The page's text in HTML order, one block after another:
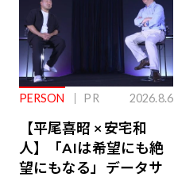
PERSON PR 2026.8.6
【平尾喜昭 × 安宅和
人】「AIは希望にも絶
望にもなる」データサ